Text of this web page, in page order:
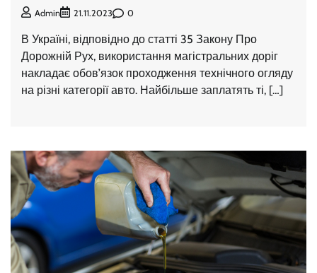
Admin 21.11.2023 0
В Україні, відповідно до статті 35 Закону Про
Дорожній Рух, використання магістральних доріг
накладає обов’язок проходження технічного огляду
на різні категорії авто. Найбільше заплатять ті, […]